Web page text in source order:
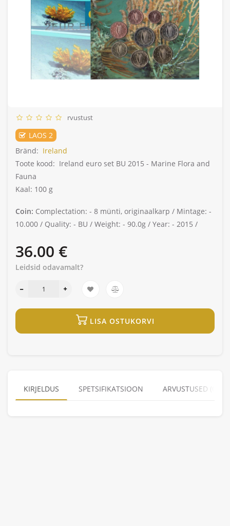
rvustust
LAOS 2
Bränd: Ireland
Toote kood: Ireland euro set BU 2015 - Marine Flora and
Fauna
Kaal: 100 g
Coin: Complectation: - 8 münti, originaalkarp / Mintage: -
10.000 / Quality: - BU / Weight: - 90.0g / Year: - 2015 /
36.00 €
Leidsid odavamalt?
LISA OSTUKORVI
KIRJELDUS SPETSIFIKATSIOON ARVUSTUSED (0)